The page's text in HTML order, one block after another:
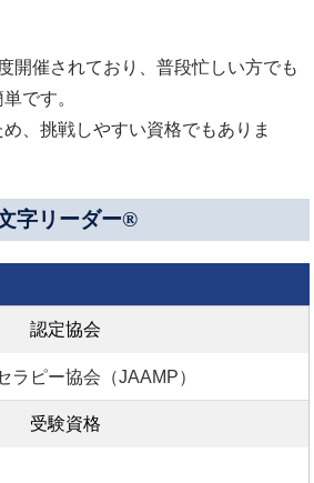
開催されており、普段忙しい方でも
です。
、挑戦しやすい資格でもありま
字リーダー®
認定協会
ラピー協会（JAAMP）
受験資格